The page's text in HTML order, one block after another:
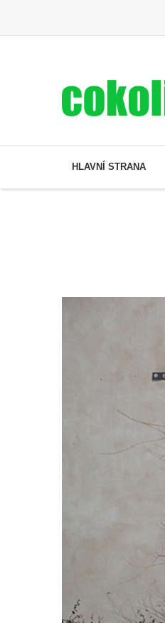
HLAVNÍ STRANA